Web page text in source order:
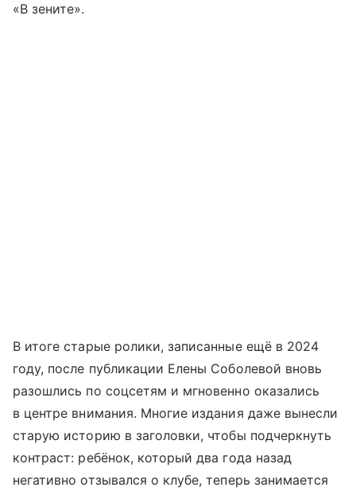
«В зените».
В итоге старые ролики, записанные ещё в 2024
году, после публикации Елены Соболевой вновь
разошлись по соцсетям и мгновенно оказались
в центре внимания. Многие издания даже вынесли
старую историю в заголовки, чтобы подчеркнуть
контраст: ребёнок, который два года назад
негативно отзывался о клубе, теперь занимается